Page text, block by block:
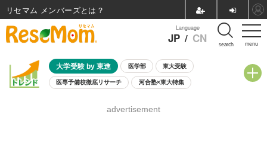
menu
Language
JP / CN search
大学受験 by 東進 医学部 東大受験
医専予備校徹底リサーチ 河合塾×東大特集
8月開催学校説明会・相談会
advertisement
リセマム メンバーズ